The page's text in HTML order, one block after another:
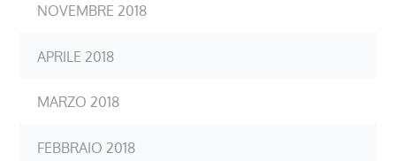
NOVEMBRE 2018
APRILE 2018
MARZO 2018
FEBBRAIO 2018